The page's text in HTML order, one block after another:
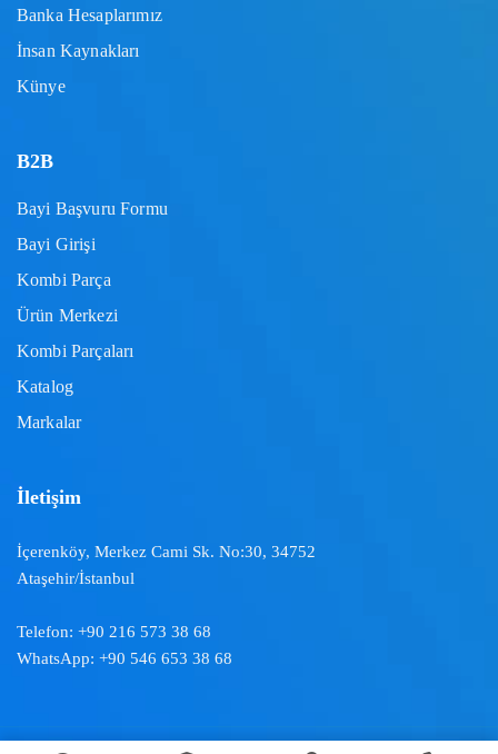
Banka Hesaplarımız
İnsan Kaynakları
Künye
B2B
Bayi Başvuru Formu
Bayi Girişi
Kombi Parça
Ürün Merkezi
Kombi Parçaları
Katalog
Markalar
İletişim
İçerenköy, Merkez Cami Sk. No:30, 34752
Ataşehir/İstanbul
Telefon: +90 216 573 38 68
WhatsApp: +90 546 653 38 68